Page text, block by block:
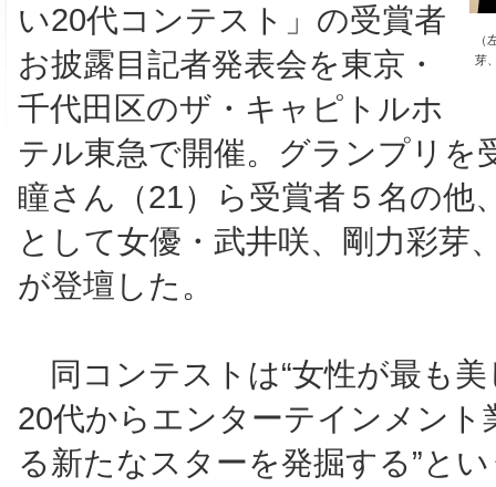
（
芽
い20代コンテスト」の受賞者
お披露目記者発表会を東京・
千代田区のザ・キャピトルホ
テル東急で開催。グランプリを
瞳さん（21）ら受賞者５名の他
として女優・武井咲、剛力彩芽
が登壇した。
同コンテストは“女性が最も
20代からエンターテインメント
る新たなスターを発掘する”と